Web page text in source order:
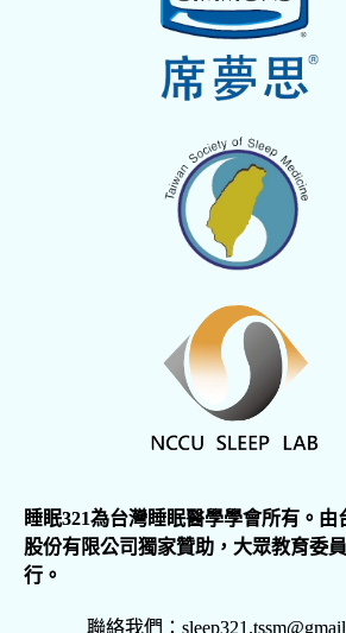
睡眠321為台灣睡眠醫學學會所有。由
股份有限公司獨家贊助，大眾教育委
行。
聯絡我們：